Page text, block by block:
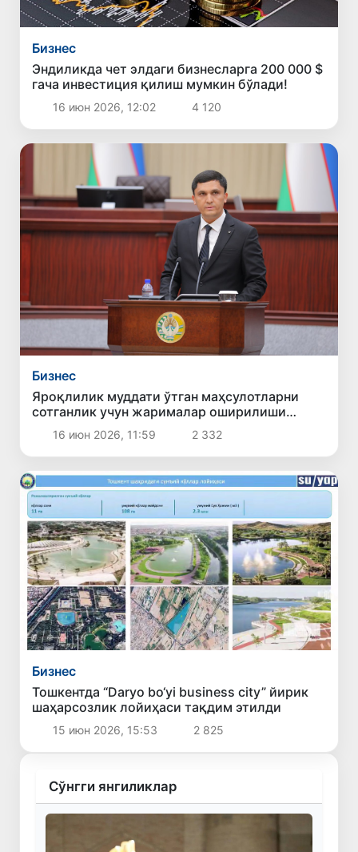
Бизнес
Эндиликда чет элдаги бизнесларга 200 000 $
гача инвестиция қилиш мумкин бўлади!
16 июн 2026, 12:02 4 120
Бизнес
Яроқлилик муддати ўтган маҳсулотларни
сотганлик учун жарималар оширилиши
мумкин
16 июн 2026, 11:59 2 332
Бизнес
Тошкентда “Daryo bo‘yi business city” йирик
шаҳарсозлик лойиҳаси тақдим этилди
15 июн 2026, 15:53 2 825
Сўнгги янгиликлар